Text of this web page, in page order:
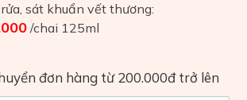
sát khuẩn vết thương:
/chai 125ml
đơn hàng từ 200.000đ trở lên